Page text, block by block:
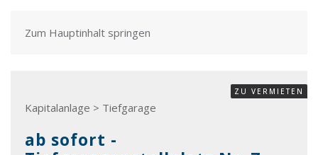
Zum Hauptinhalt springen
Kapitalanlage > Tiefgarage
ZU VERMIETEN
ab sofort -